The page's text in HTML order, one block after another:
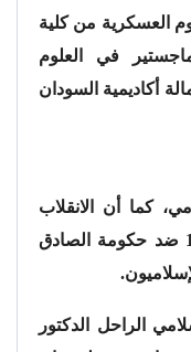
العسكرية من كلية
عام 1981، ثم الماجستير في العلوم
عام 1983، ثم زمالة أكاديمية السودان
كما أن الانقلاب
-الذي قاده في 30 يونيو/حزيران 1989 ضد حكومة الصادق
الراحل الدكتور